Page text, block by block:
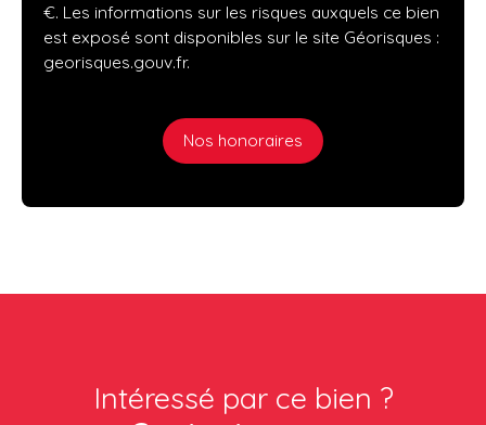
€. Les informations sur les risques auxquels ce bien
est exposé sont disponibles sur le site Géorisques :
georisques.gouv.fr.
Nos honoraires
Intéressé par ce bien ?